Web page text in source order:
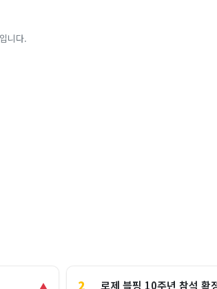
니다.
▲ 2 로제 블핑 10주년 참석 확